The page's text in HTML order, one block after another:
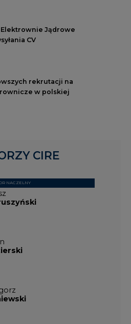
Elektrownie Jądrowe
CV
rekrutacji na
w polskiej
NACZELNY
CIRE